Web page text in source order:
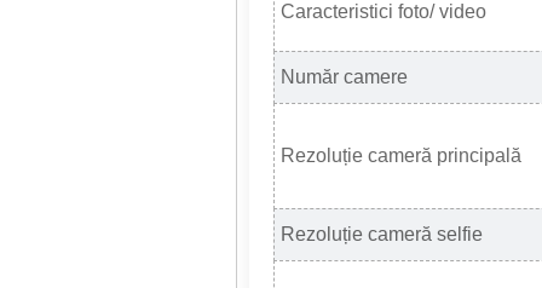
Caracteristici foto/ video
Număr camere
Rezoluție cameră principală
Rezoluție cameră selfie